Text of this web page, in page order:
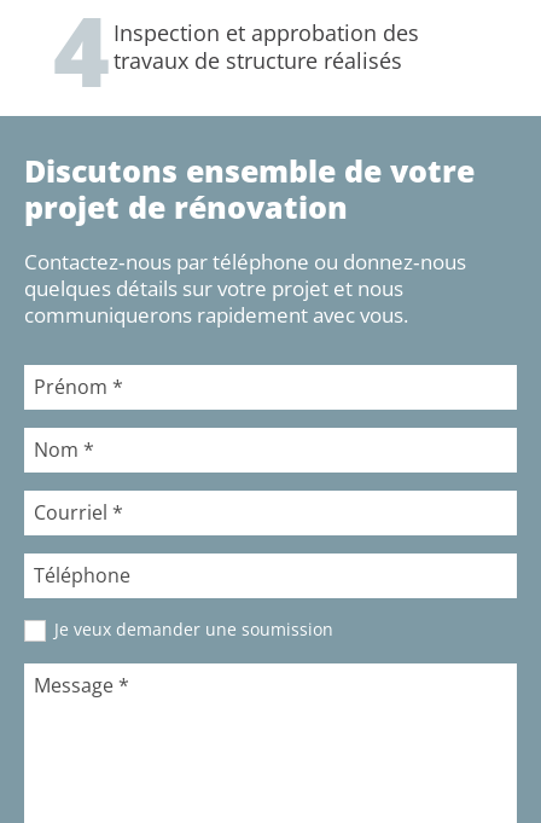
4 Inspection et approbation des
travaux de structure réalisés
Discutons ensemble de votre
projet de rénovation
Contactez‑nous par téléphone ou donnez‑nous
quelques détails sur votre projet et nous
communiquerons rapidement avec vous.
Prénom *
Nom *
Courriel *
Téléphone
Je veux demander une soumission
Message*